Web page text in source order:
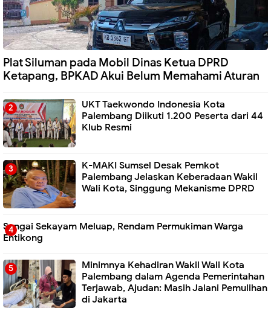
Plat Siluman pada Mobil Dinas Ketua DPRD
Ketapang, BPKAD Akui Belum Memahami Aturan
UKT Taekwondo Indonesia Kota
Palembang Diikuti 1.200 Peserta dari 44
Klub Resmi
K-MAKI Sumsel Desak Pemkot
Palembang Jelaskan Keberadaan Wakil
Wali Kota, Singgung Mekanisme DPRD
Sungai Sekayam Meluap, Rendam Permukiman Warga
Entikong
Minimnya Kehadiran Wakil Wali Kota
Palembang dalam Agenda Pemerintahan
Terjawab, Ajudan: Masih Jalani Pemulihan
di Jakarta